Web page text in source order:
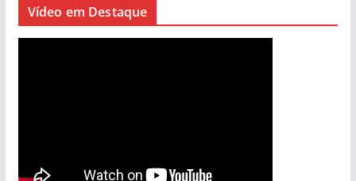
Vídeo em Destaque